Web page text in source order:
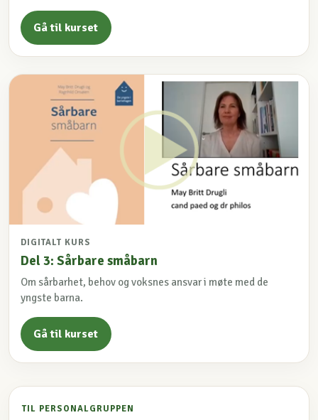
Gå til kurset
DIGITALT KURS
Del 3: Sårbare småbarn
Om sårbarhet, behov og voksnes ansvar i møte med de
yngste barna.
Gå til kurset
TIL PERSONALGRUPPEN